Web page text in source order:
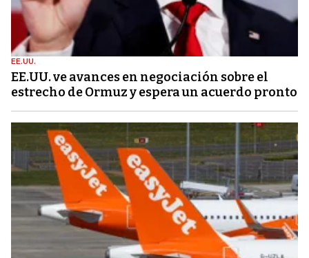
EE.UU.
EE.UU. ve avances en negociación sobre el
estrecho de Ormuz y espera un acuerdo pronto